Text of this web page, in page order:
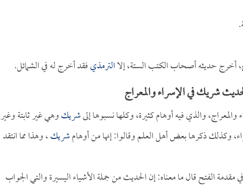
حديثه أصحاب الكتب الستة، إلاالترمذيفقد أخرج له في الشمائل.
شريك في الإسراء والمعراج
والذي فيه أوهام كثيرة، وكلها نسبوها إلىشريكوهي غير ثابتة وغير
وكذلك ذكرها بعض أهل العلم وقالوا: إنها من أوهامشريك، وهذا مما انتقد
مقدمة الفتح قال ما معناه: إن الحديث من جملة الأشياء اليسيرة والتي الجواب